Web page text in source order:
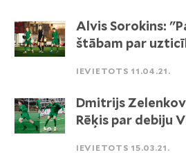
Alvis Sorokins:
štābam par
IEVIETOTS 11.04.21.
Dmitrijs
Rēķis par debiju
IEVIETOTS 15.03.21.